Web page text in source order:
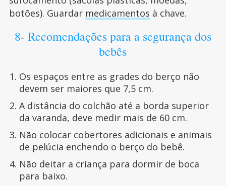
botões). Guardar medicamentos à chave.
8- Recomendações para a segurança dos
bebês
Os espaços entre as grades do berço não
devem ser maiores que 7,5 cm.
A distância do colchão até a borda superior
da varanda, deve medir mais de 60 cm.
Não colocar cobertores adicionais e animais
de pelúcia enchendo o berço do bebê.
Não deitar a criança para dormir de boca
para baixo.